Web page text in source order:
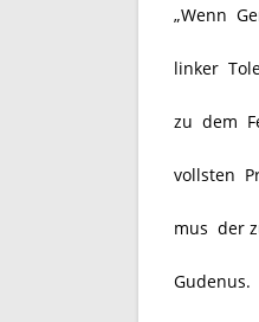
„Wenn
linker
zu dem
vollsten
mus der
Gudenus.